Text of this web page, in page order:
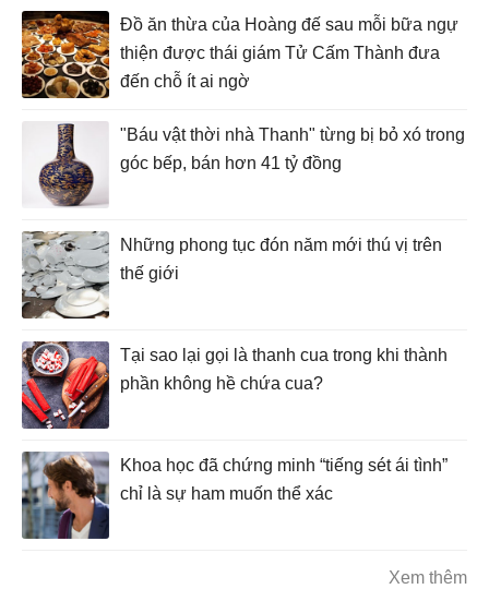
Đồ ăn thừa của Hoàng đế sau mỗi bữa ngự
thiện được thái giám Tử Cấm Thành đưa
đến chỗ ít ai ngờ
"Báu vật thời nhà Thanh" từng bị bỏ xó trong
góc bếp, bán hơn 41 tỷ đồng
Những phong tục đón năm mới thú vị trên
thế giới
Tại sao lại gọi là thanh cua trong khi thành
phần không hề chứa cua?
Khoa học đã chứng minh “tiếng sét ái tình”
chỉ là sự ham muốn thể xác
Xem thêm